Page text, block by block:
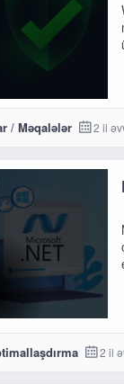
/ Məqalələr 2 il
2 il